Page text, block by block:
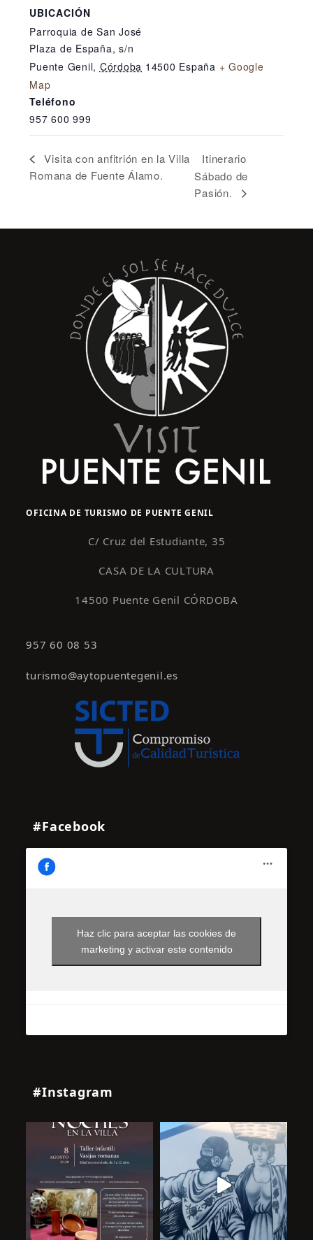
UBICACIÓN
Parroquia de San José
Plaza de España, s/n
Puente Genil, Córdoba 14500 España + Google
Map
Teléfono
957 600 999
Visita con anfitrión en la Villa
Romana de Fuente Álamo.
Itinerario
Sábado de
Pasión.
OFICINA DE TURISMO DE PUENTE GENIL
C/ Cruz del Estudiante, 35
CASA DE LA CULTURA
14500 Puente Genil CÓRDOBA
957 60 08 53
turismo@aytopuentegenil.es
#Facebook
Haz clic para aceptar las cookies de
marketing y activar este contenido
#Instagram